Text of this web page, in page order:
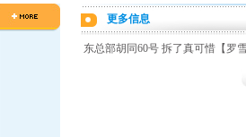
更多信息
东总部胡同60号 拆了真可惜【罗